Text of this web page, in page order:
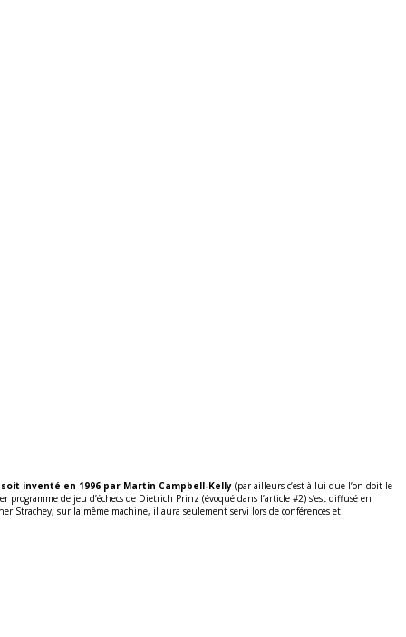
inventé en 1996 par Martin Campbell-Kelly (par ailleurs c’est à lui que l’on doit le
de jeu d’échecs de Dietrich Prinz (évoqué dans l’article #2) s’est diffusé en
Strachey, sur la même machine, il aura seulement servi lors de conférences et